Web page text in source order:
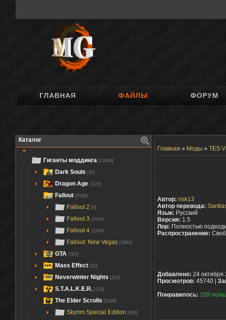
ГЛАВНАЯ ФАЙЛЫ ФОРУМ
Каталог
Гиганты моддинга [13940]
Dark Souls [90]
Dragon Age [1115]
Fallout [6188]
Fallout 2 [6]
Fallout 3 [1034]
Fallout 4 [2264]
Fallout: New Vegas [2884]
GTA [267]
Mass Effect [52]
Neverwinter Nights [232]
S.T.A.L.K.E.R. [220]
The Elder Scrolls [5599]
Skyrim Special Edition [630]
Главная » Моды » TES
Автор: nsk13
Автор перевода:
Язык: Русский
Версия: 1.5
Лор: Полностью
Распространение:
Добавлено: 24 октября
Просмотров: 45740 |
Понравилось: 109